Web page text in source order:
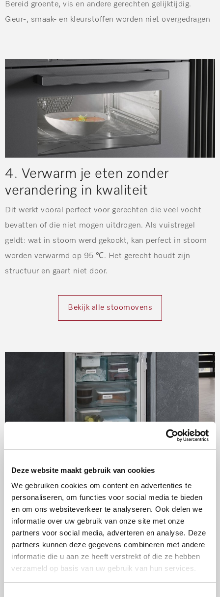
Deze website maakt gebruik van cookies
We gebruiken cookies om content en advertenties te
personaliseren, om functies voor social media te bieden
en om ons websiteverkeer te analyseren. Ook delen we
informatie over uw gebruik van onze site met onze
partners voor social media, adverteren en analyse. Deze
partners kunnen deze gegevens combineren met andere
informatie die u aan ze heeft verstrekt of die ze hebben
verzameld op basis van uw gebruik van hun services.
Bereid groente, vis en andere gerechten gelijktijdig.
Geur-, smaak- en kleurstoffen worden niet overgedragen
4. Verwarm je eten zonder
verandering in kwaliteit
Dit werkt vooral perfect voor gerechten die veel vocht
bevatten of die niet mogen uitdrogen. Als vuistregel
geldt: wat in stoom werd gekookt, kan perfect in stoom
worden verwarmd op 95 ℃. Het gerecht houdt zijn
structuur en gaart niet door.
Bekijk alle stoomovens
5. Ontdooien gaat sneller in de
stoomoven
Vlees of vis kan je het beste ontdooien op 50-60 ℃. De
structuur verandert niet en het ontdooien gebeurt mooi
gelijkmatig. De ontdooitijd hangt samen met de dikte en
de structuur van het product. Bevroren groente en
eenpansgerechten kan je meteen gaar maken, stel de